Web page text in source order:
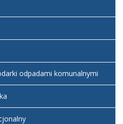
odpadami komunalnymi